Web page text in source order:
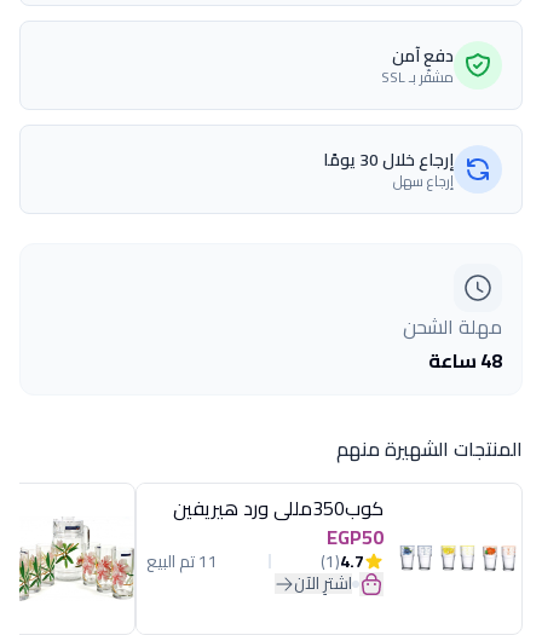
دفع آمن
مشفّر بـ SSL
إرجاع خلال 30 يومًا
إرجاع سهل
مهلة الشحن
48 ساعة
المنتجات الشهيرة منهم
كوب350مللى ورد هيريفين
EGP50
4.7
(1) 11 تم البيع
اشترِ الآن